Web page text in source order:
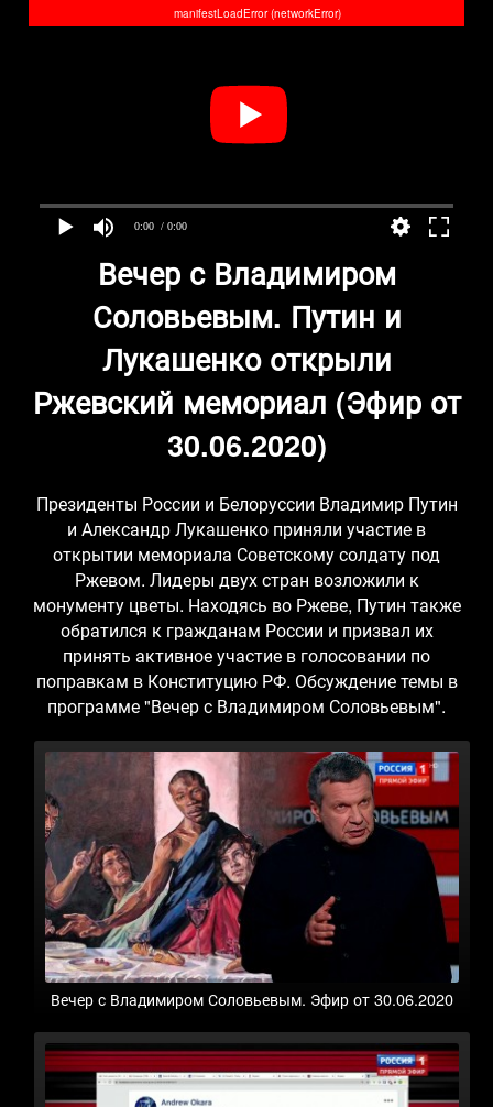
0:00 / 0:00
manifestLoadError (networkError)
Вечер с Владимиром
Соловьевым. Путин и
Лукашенко открыли
Ржевский мемориал (Эфир от
30.06.2020)
Президенты России и Белоруссии Владимир Путин
и Александр Лукашенко приняли участие в
открытии мемориала Советскому солдату под
Ржевом. Лидеры двух стран возложили к
монументу цветы. Находясь во Ржеве, Путин также
обратился к гражданам России и призвал их
принять активное участие в голосовании по
поправкам в Конституцию РФ. Обсуждение темы в
программе "Вечер с Владимиром Соловьевым".
Вечер с Владимиром Соловьевым. Эфир от 30.06.2020